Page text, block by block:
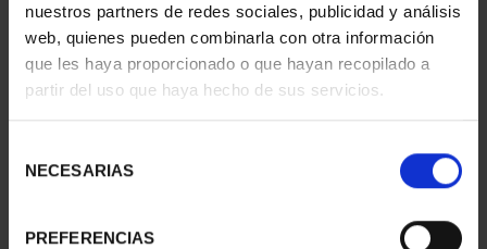
nuestros partners de redes sociales, publicidad y análisis
web, quienes pueden combinarla con otra información
que les haya proporcionado o que hayan recopilado a
partir del uso que haya hecho de sus servicios.
NECESARIAS
PREFERENCIAS
73,00 €